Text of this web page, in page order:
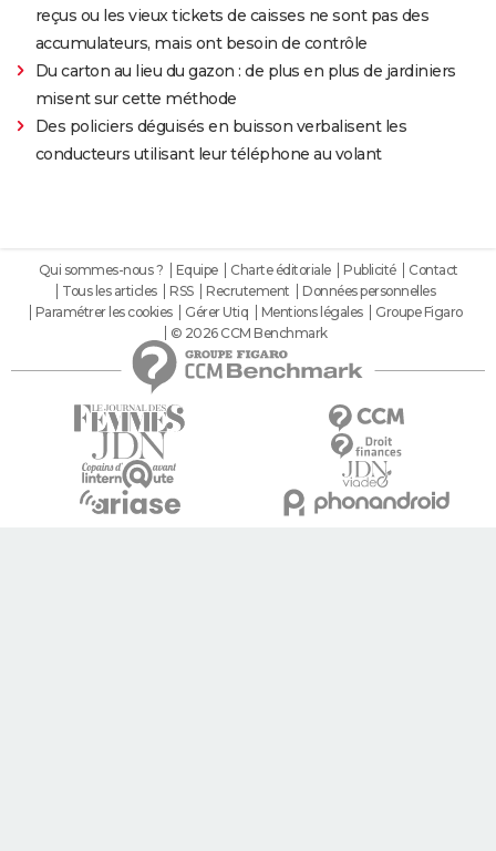
reçus ou les vieux tickets de caisses ne sont pas des
accumulateurs, mais ont besoin de contrôle
Du carton au lieu du gazon : de plus en plus de jardiniers
misent sur cette méthode
Des policiers déguisés en buisson verbalisent les
conducteurs utilisant leur téléphone au volant
Qui sommes-nous ? Equipe Charte éditoriale Publicité
Contact
Tous les articles
RSS Recrutement
Données personnelles
Paramétrer les cookies
Gérer Utiq Mentions légales
Groupe Figaro
© 2026 CCM Benchmark